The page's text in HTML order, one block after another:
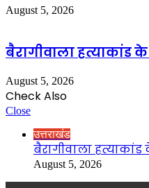
August 5, 2026
बैरागीवाला हत्याकांड
August 5, 2026
Check Also
Close
उत्तराखंड
बैरागीवाला
August 5, 2026